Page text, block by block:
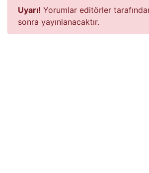
Uyarı! Yorumlar editörler
sonra yayınlanacaktır.